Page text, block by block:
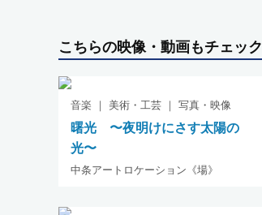
こちらの映像・動画もチェック
音楽 ｜ 美術・工芸 ｜ 写真・映像
曙光 〜夜明けにさす太陽の
光〜
中条アートロケーション《場》